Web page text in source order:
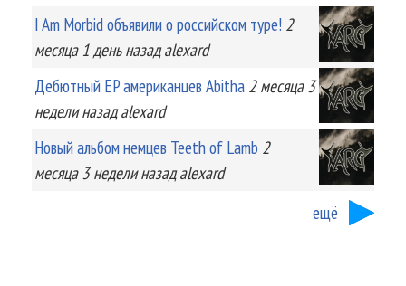
I Am Morbid объявили о российском туре! 2
месяца 1 деньназад alexard
Дебютный EP американцев Abitha 2 месяца 3
неделиназад alexard
Новый альбом немцев Teeth of Lamb 2
месяца 3 неделиназад alexard
ещё